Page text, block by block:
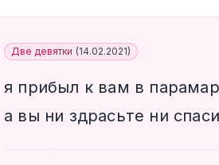
Две девятки (14.02.2021)
я прибыл к вам в
а вы ни здрасьте ни